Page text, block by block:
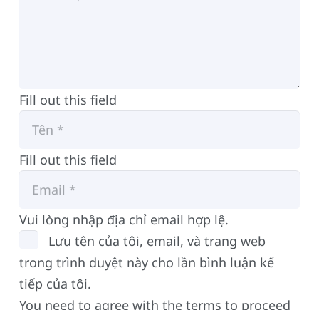
Fill out this field
Fill out this field
Vui lòng nhập địa chỉ email hợp lệ.
Lưu tên của tôi, email, và trang web
trong trình duyệt này cho lần bình luận kế
tiếp của tôi.
You need to agree with the terms to proceed